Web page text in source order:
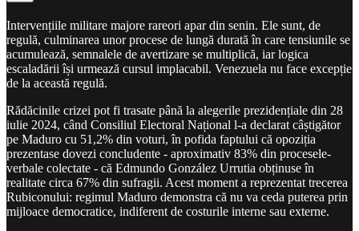
Intervențiile militare majore rareori apar din senin. Ele sunt, de
regulă, culminarea unor procese de lungă durată în care tensiunile se
acumulează, semnalele de avertizare se multiplică, iar logica
escaladării își urmează cursul implacabil. Venezuela nu face excepție
de la această regulă.
Rădăcinile crizei pot fi trasate până la alegerile prezidențiale din 28
iulie 2024, când Consiliul Electoral Național l-a declarat câștigător
pe Maduro cu 51,2% din voturi, în pofida faptului că opoziția
prezentase dovezi concludente - aproximativ 83% din procesele-
verbale colectate - că Edmundo González Urrutia obținuse în
realitate circa 67% din sufragii. Acest moment a reprezentat trecerea
Rubiconului: regimul Maduro demonstra că nu va ceda puterea prin
mijloace democratice, indiferent de costurile interne sau externe.